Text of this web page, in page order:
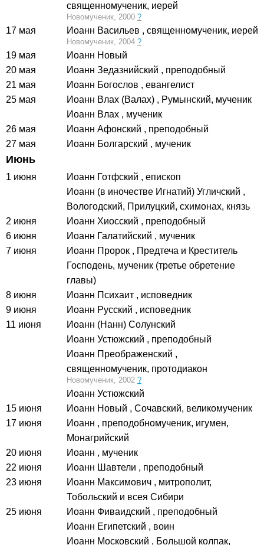
священномученик, иерей
Новомученик, 2000 ?
17 мая Иоанн Васильев , священномученик, иерей
Новомученик, 2004 ?
19 мая
Иоанн Новый
20 мая
Иоанн Зедазнийский , преподобный
21 мая
Иоанн Богослов , евангелист
25 мая
Иоанн Влах (Валах) , Румынский, мученик
Иоанн Влах , мученик
26 мая
Иоанн Афонский , преподобный
27 мая
Иоанн Болгарский , мученик
Июнь
1 июня Иоанн Готфский , епископ
Иоанн (в иночестве Игнатий) Угличский ,
Вологодский, Прилуцкий, схимонах, князь
2 июня
Иоанн Хиосский , преподобный
6 июня
Иоанн Галатийский , мученик
7 июня
Иоанн Пророк , Предтеча и Креститель
Господень, мученик (третье обретение
главы)
8 июня
Иоанн Психаит , исповедник
9 июня
Иоанн Русский , исповедник
11 июня
Иоанн (Нанн) Солунский
Иоанн Устюжский , преподобный
Иоанн Преображенский ,
священномученик, протодиакон
Новомученик, 2002 ?
Иоанн Устюжский
15 июня
Иоанн Новый , Сочавский, великомученик
17 июня
Иоанн , преподобномученик, игумен,
Монагрийский
20 июня
Иоанн , мученик
22 июня
Иоанн Шавтели , преподобный
23 июня
Иоанн Максимович , митрополит,
Тобольский и всея Сибири
25 июня
Иоанн Фиваидский , преподобный
Иоанн Египетский , воин
Иоанн Московский , Большой колпак,